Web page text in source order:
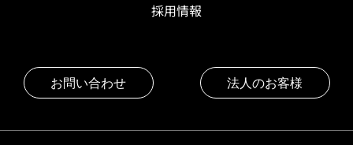
採用情報
お問い合わせ 法人のお客様